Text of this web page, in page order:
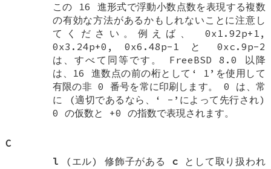
この 16 進形式で浮動小数点数を表現する複数
の有効な方法があるかもしれないことに注意し
てください。例えば、 0x1.92p+1 ,
0x3.24p+0 , 0x6.48p-1 と 0xc.9p-2
は、すべて同等です。 FreeBSD 8.0
以降
は、16 進数点の前の桁として‘ 1 ’を使用して
有限の非 0 番号を常に印刷します。 0 は、常
に (適切であるなら、‘ - ’によって先行され)
0 の仮数と +0 の指数で表現されます。
C
l (エル) 修飾子がある c として取り扱われ